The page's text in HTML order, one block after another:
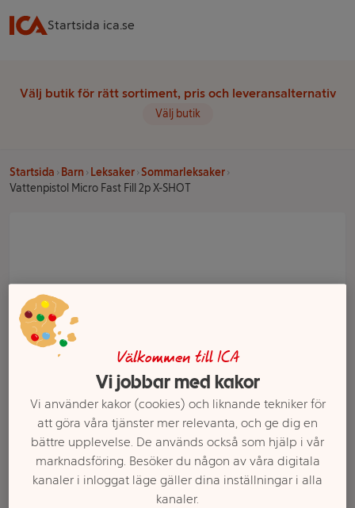
Startsida ica.se
Välj butik för rätt sortiment, pris och leveransalternativ
Välj butik
Startsida Barn Leksaker Sommarleksaker
Vattenpistol Micro Fast Fill 2p X-SHOT
Välkommen till ICA
Vi jobbar med kakor
Vi använder kakor (cookies) och liknande tekniker för
att göra våra tjänster mer relevanta, och ge dig en
bättre upplevelse. De används också som hjälp i vår
marknadsföring. Besöker du någon av våra digitala
kanaler i inloggat läge gäller dina inställningar i alla
kanaler.